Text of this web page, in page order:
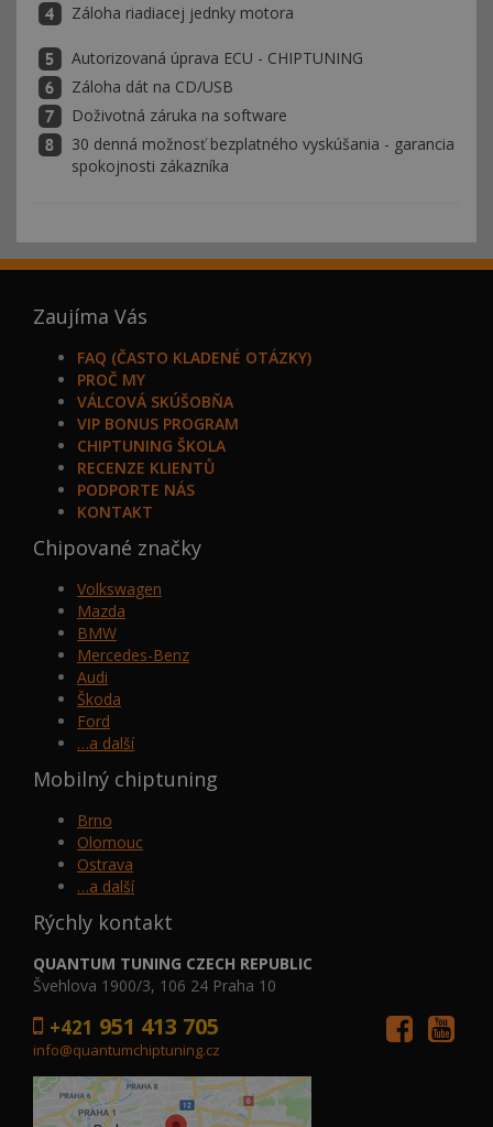
Záloha riadiacej jednky motora
Autorizovaná úprava ECU - CHIPTUNING
Záloha dát na CD/USB
Doživotná záruka na software
30 denná možnosť bezplatného vyskúšania - garancia
spokojnosti zákazníka
Zaujíma Vás
FAQ (ČASTO KLADENÉ OTÁZKY)
PROČ MY
VÁLCOVÁ SKÚŠOBŇA
VIP BONUS PROGRAM
CHIPTUNING ŠKOLA
RECENZE KLIENTŮ
PODPORTE NÁS
KONTAKT
Chipované značky
Volkswagen
Mazda
BMW
Mercedes-Benz
Audi
Škoda
Ford
…a další
Mobilný chiptuning
Brno
Olomouc
Ostrava
…a další
Rýchly kontakt
QUANTUM TUNING CZECH REPUBLIC
Švehlova 1900/3, 106 24 Praha 10
+421 951 413 705
info@quantumchiptuning.cz